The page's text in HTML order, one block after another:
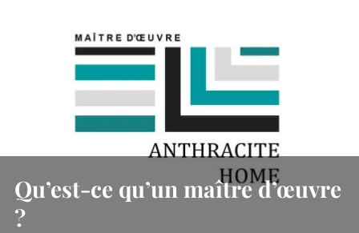
Qu’est-ce qu’un maître d’œuvre
?